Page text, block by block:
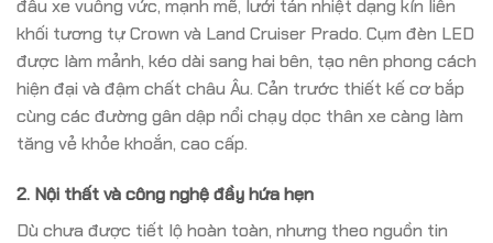
đầu xe vuông vức, mạnh mẽ, lưới tản nhiệt dạng kín liền
khối tương tự Crown và Land Cruiser Prado. Cụm đèn LED
được làm mảnh, kéo dài sang hai bên, tạo nên phong cách
hiện đại và đậm chất châu Âu. Cản trước thiết kế cơ bắp
cùng các đường gân dập nổi chạy dọc thân xe càng làm
tăng vẻ khỏe khoắn, cao cấp.
2. Nội thất và công nghệ đầy hứa hẹn
Dù chưa được tiết lộ hoàn toàn, nhưng theo nguồn tin